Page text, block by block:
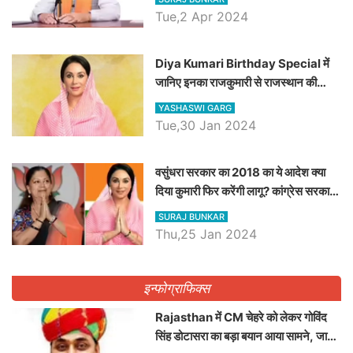
Tue,2 Apr 2024
Diya Kumari Birthday Special में
जानिए इनका राजकुमारी से राजस्थान की
डिप्टी सीएम बनने तक का सफर, एक क्लिक में
जाने पूरा जीवन परिचय
YASHASWI GARG
Tue,30 Jan 2024
वसुंधरा सरकार का 2018 का ये आदेश क्या
दिया कुमारी फिर करेंगी लागू? कांग्रेस सरकार
ने किया था निरस्त
SURAJ BUNKAR
Thu,25 Jan 2024
इन्फोग्राफिक्स
Rajasthan में CM चेहरे को लेकर गोविंद
सिंह डोटासरा का बड़ा बयान आया सामने, जानें